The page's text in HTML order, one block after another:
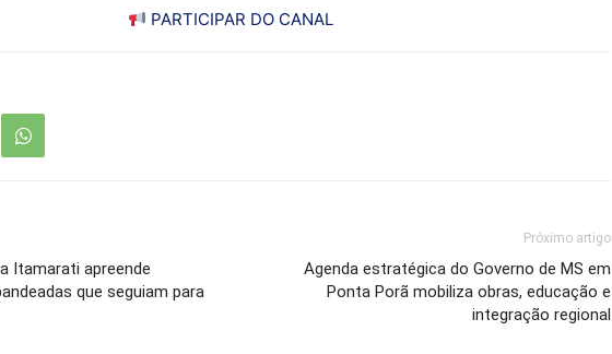
PARTICIPAR DO CANAL
Itamarati apreende
que seguiam para
Próximo artigo
Agenda estratégica do Governo de MS em
Ponta Porã mobiliza obras, educação e
integração regional